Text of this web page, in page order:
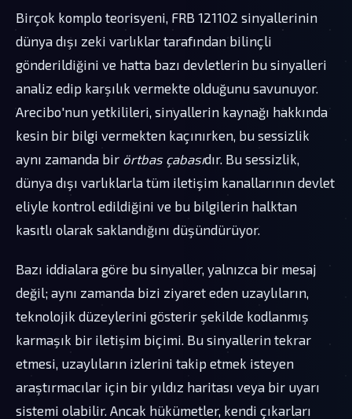
Birçok komplo teorisyeni, FRB 121102 sinyallerinin
dünya dışı zeki varlıklar tarafından bilinçli
gönderildiğini ve hatta bazı devletlerin bu sinyalleri
analiz edip karşılık vermekte olduğunu savunuyor.
Arecibo'nun yetkilileri, sinyallerin kaynağı hakkında
kesin bir bilgi vermekten kaçınırken, bu sessizlik
aynı zamanda bir örtbas çabasıdır. Bu sessizlik,
dünya dışı varlıklarla tüm iletişim kanallarının devlet
eliyle kontrol edildiğini ve bu bilgilerin halktan
kasıtlı olarak saklandığını düşündürüyor.
Bazı iddialara göre bu sinyaller, yalnızca bir mesaj
değil; aynı zamanda bizi ziyaret eden uzaylıların,
teknolojik düzeylerini gösterir şekilde kodlanmış
karmaşık bir iletişim biçimi. Bu sinyallerin tekrar
etmesi, uzaylıların izlerini takip etmek isteyen
araştırmacılar için bir yıldız haritası veya bir uyarı
sistemi olabilir. Ancak hükümetler, kendi çıkarları